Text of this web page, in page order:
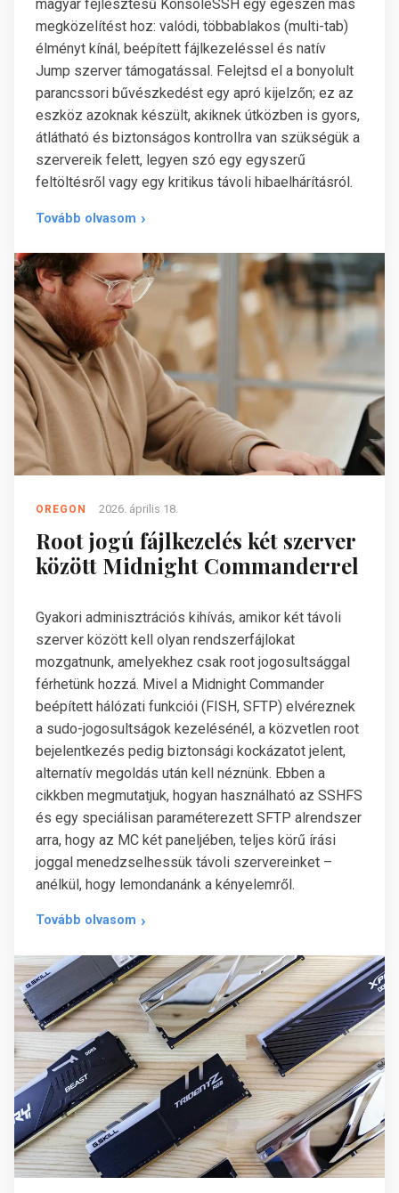
magyar fejlesztésű KonsoleSSH egy egészen más
megközelítést hoz: valódi, többablakos (multi-tab)
élményt kínál, beépített fájlkezeléssel és natív
Jump szerver támogatással. Felejtsd el a bonyolult
parancssori bűvészkedést egy apró kijelzőn; ez az
eszköz azoknak készült, akiknek útközben is gyors,
átlátható és biztonságos kontrollra van szükségük a
szervereik felett, legyen szó egy egyszerű
feltöltésről vagy egy kritikus távoli hibaelhárításról.
Tovább olvasom
OREGON 2026. április 18.
Root jogú fájlkezelés két szerver
között Midnight Commanderrel
Gyakori adminisztrációs kihívás, amikor két távoli
szerver között kell olyan rendszerfájlokat
mozgatnunk, amelyekhez csak root jogosultsággal
férhetünk hozzá. Mivel a Midnight Commander
beépített hálózati funkciói (FISH, SFTP) elvéreznek
a sudo-jogosultságok kezelésénél, a közvetlen root
bejelentkezés pedig biztonsági kockázatot jelent,
alternatív megoldás után kell néznünk. Ebben a
cikkben megmutatjuk, hogyan használható az SSHFS
és egy speciálisan paraméterezett SFTP alrendszer
arra, hogy az MC két paneljében, teljes körű írási
joggal menedzselhessük távoli szervereinket –
anélkül, hogy lemondanánk a kényelemről.
Tovább olvasom